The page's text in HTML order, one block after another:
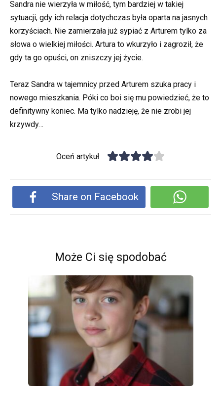
Sandra nie wierzyła w miłość, tym bardziej w takiej
sytuacji, gdy ich relacja dotychczas była oparta na jasnych
korzyściach. Nie zamierzała już sypiać z Arturem tylko za
słowa o wielkiej miłości. Artura to wkurzyło i zagroził, że
gdy ta go opuści, on zniszczy jej życie.
Teraz Sandra w tajemnicy przed Arturem szuka pracy i
nowego mieszkania. Póki co boi się mu powiedzieć, że to
definitywny koniec. Ma tylko nadzieję, że nie zrobi jej
krzywdy…
Oceń artykuł
Share on Facebook
Może Ci się spodobać